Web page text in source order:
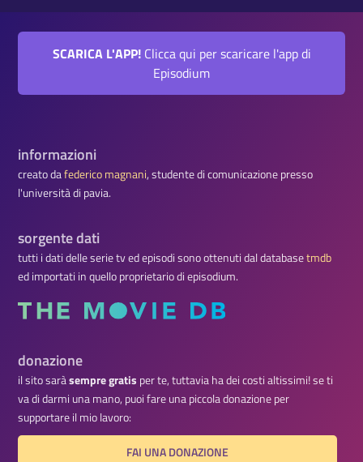
SCARICA L'APP!Clicca qui per scaricare l'app di
Episodium
informazioni
creato dafederico magnani, studente di comunicazione presso
l'università di pavia.
sorgente dati
tutti i dati delle serie tv ed episodi sono ottenuti dal databasetmdb
ed importati in quello proprietario di episodium.
donazione
il sito saràsempre gratis per te, tuttavia ha dei costi altissimi! se ti
va di darmi una mano, puoi fare una piccola donazione per
supportare il mio lavoro:
FAI UNA DONAZIONE